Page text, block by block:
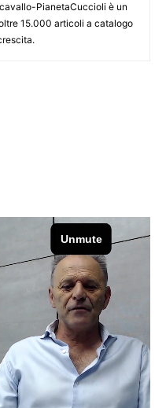
PianetaCuccioli è un
15.000 articoli a catalogo